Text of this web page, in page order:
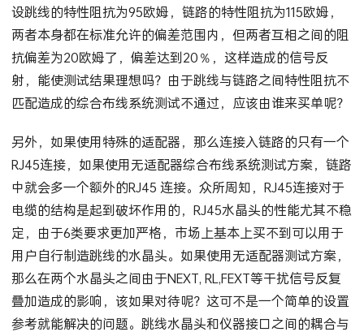
差在5％以内，而链路允许的特性阻抗偏差在15％以内。假
设跳线的特性阻抗为95欧姆，链路的特性阻抗为115欧姆，
两者本身都在标准允许的偏差范围内，但两者互相之间的阻
抗偏差为20欧姆了，偏差达到20％，这样造成的信号反
射，能使测试结果理想吗？由于跳线与链路之间特性阻抗不
另外，如果使用特殊的适配器，那么连接入链路的只有一个
RJ45连接，如果使用无适配器综合布线系统测试方案，链路
中就会多一个额外的RJ45 连接。众所周知，RJ45连接对于
电缆的结构是起到破坏作用的，RJ45水晶头的性能尤其不稳
定，由于6类要求更加严格，市场上基本上买不到可以用于
用户自行制造跳线的水晶头。如果使用无适配器测试方案，
那么在两个水晶头之间由于NEXT, RL,FEXT等干扰信号反复
叠加造成的影响，该如果对待呢？这可不是一个简单的设置